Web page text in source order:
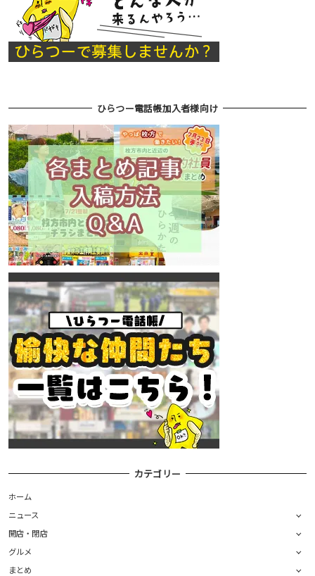
ひらつー電話帳加入者様向け
カテゴリー
ホーム
ニュース
開店・閉店
グルメ
まとめ